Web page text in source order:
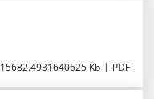
15682.4931640625 Kb PDF